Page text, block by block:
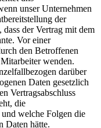
unser Unternehmen
der
dass der Vertrag mit dem
Vor einer
den Betroffenen
wenden.
darüber
Daten gesetzlich
Vertragsabschluss
die
und welche Folgen die
Daten hätte.